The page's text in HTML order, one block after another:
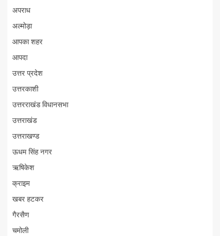
अपराध
अल्मोड़ा
आपका शहर
आपदा
उत्तर प्रदेश
उत्तरकाशी
उत्तरराखंड विधानसभा
उत्तराखंड
उत्तराखण्ड
ऊधम सिंह नगर
ऋषिकेश
क्राइम
खबर हटकर
गैरसैण
चमोली